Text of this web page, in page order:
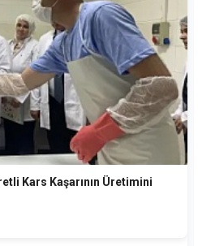
Kars Kaşarının Üretimini